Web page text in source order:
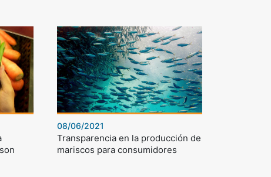
08/06/2021
Transparencia en la producción de
mariscos para consumidores